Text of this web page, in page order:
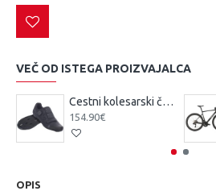
VEČ OD ISTEGA PROIZVAJALCA
Cestni kolesarski čevlji Scott Team BOA čr/tsi
154.90€
OPIS